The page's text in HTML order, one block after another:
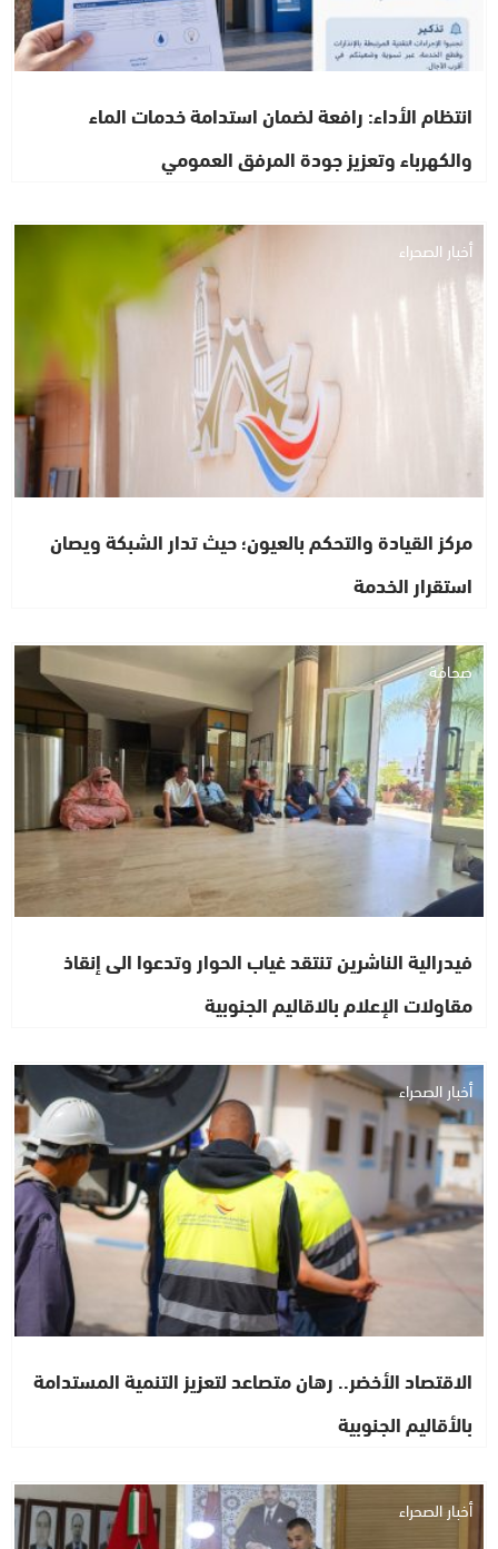
انتظام الأداء: رافعة لضمان استدامة خدمات الماء
والكهرباء وتعزيز جودة المرفق العمومي
أخبار الصحراء
مركز القيادة والتحكم بالعيون؛ حيث تدار الشبكة ويصان
استقرار الخدمة
صحافة
فيدرالية الناشرين تنتقد غياب الحوار وتدعوا الى إنقاذ
مقاولات الإعلام بالاقاليم الجنوبية
أخبار الصحراء
الاقتصاد الأخضر.. رهان متصاعد لتعزيز التنمية المستدامة
بالأقاليم الجنوبية
أخبار الصحراء